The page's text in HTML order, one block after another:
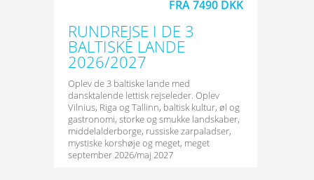
FRA 7490 DKK
RUNDREJSE I DE 3
BALTISKE LANDE
2026/2027
Oplev de 3 baltiske lande med
dansktalende lettisk rejseleder. Oplev
Vilnius, Riga og Tallinn, baltisk kultur, øl og
gastronomi, storke og smukke landskaber,
middelalderborge, russiske zarpaladser,
mystiske korshøje og meget, meget
september 2026/maj 2027